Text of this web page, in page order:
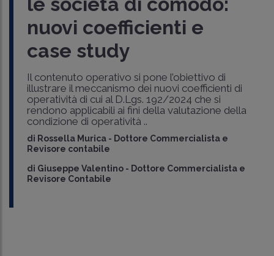
nuovi coefficienti e
case study
Il contenuto operativo si pone l’obiettivo di
illustrare il meccanismo dei nuovi coefficienti di
operatività di cui al D.Lgs. 192/2024 che si
rendono applicabili ai fini della valutazione della
condizione di operatività ..
di Rossella Murica - Dottore Commercialista e
Revisore contabile
di Giuseppe Valentino - Dottore Commercialista e
Revisore Contabile